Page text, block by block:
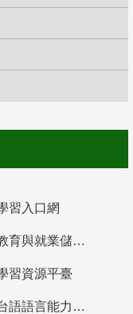
習入口網
青年教育與就業儲蓄帳戶
習資源平臺
臺灣台語語言能力認證網站